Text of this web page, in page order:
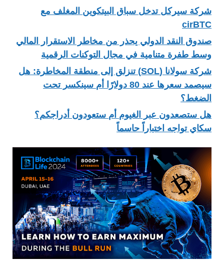
شركة سيركل تدخل سباق البيتكوين المغلف مع
cirBTC
صندوق النقد الدولي يحذر من مخاطر الاستقرار المالي
وسط طفرة متنامية في مجال التوكنات الرقمية
شركة سولانا (SOL) تنزلق إلى منطقة المخاطرة: هل
سيصمد سعرها عند 80 دولارًا أم سينكسر تحت
الضغط؟
هل ستصعدون عبر الغيوم أم ستعودون أدراجكم؟
سكاي تواجه اختباراً حاسماً